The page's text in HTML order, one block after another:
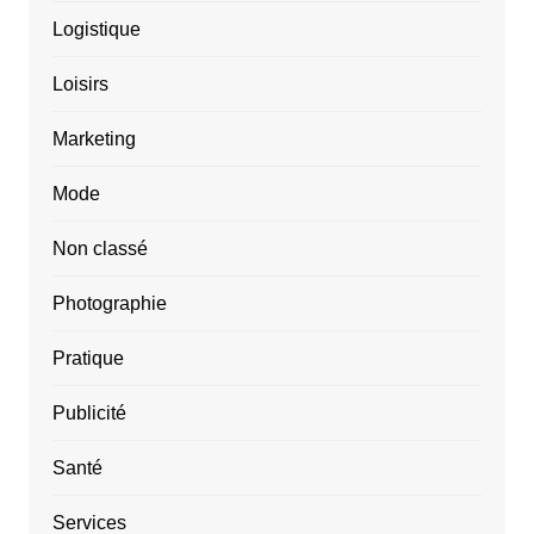
Logistique
Loisirs
Marketing
Mode
Non classé
Photographie
Pratique
Publicité
Santé
Services